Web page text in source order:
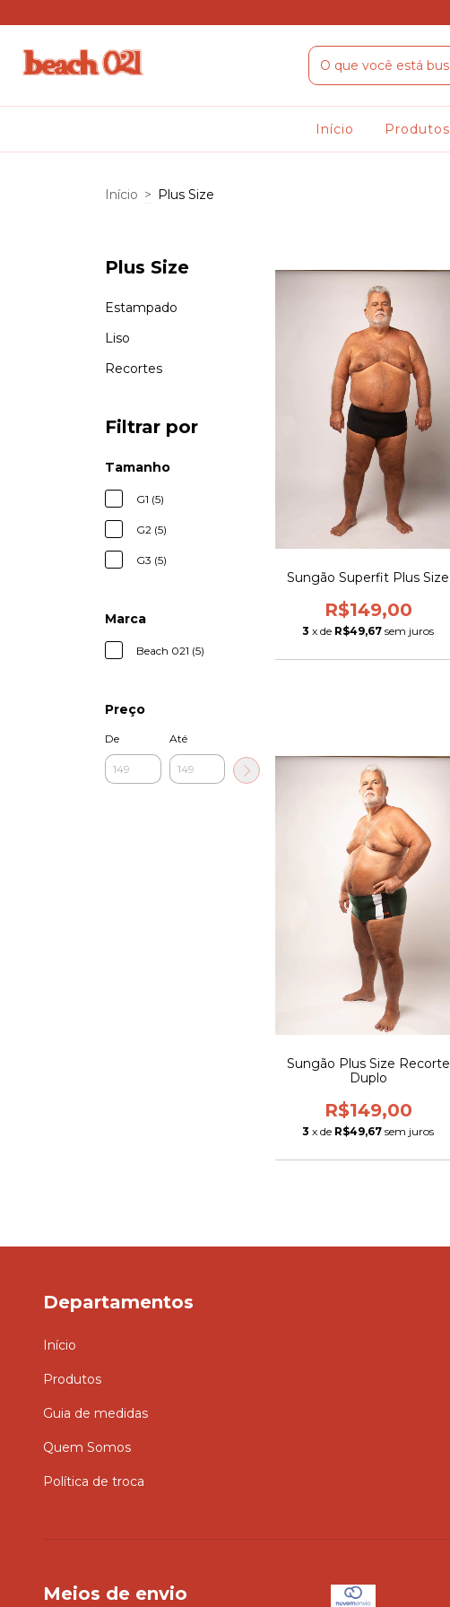
Início Produtos
Início > Plus Size
Plus Size
Estampado
Liso
Recortes
Filtrar por
Tamanho
G1 (5)
G2 (5)
G3 (5)
Marca
Beach 021 (5)
Preço
De Até
Sungão Superfit Plus Size
R$149,00
3 x de R$49,67 sem juros
Sungão Plus Size Recorte
Duplo
R$149,00
3 x de R$49,67 sem juros
Departamentos
Início
Produtos
Guia de medidas
Quem Somos
Política de troca
Meios de envio